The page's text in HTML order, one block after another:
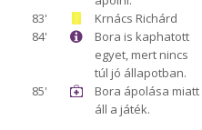
83'
Krnács Richárd
84'
Bora is kaphatott
egyet, mert nincs
túl jó állapotban.
85'
Bora ápolása miatt
áll a játék.